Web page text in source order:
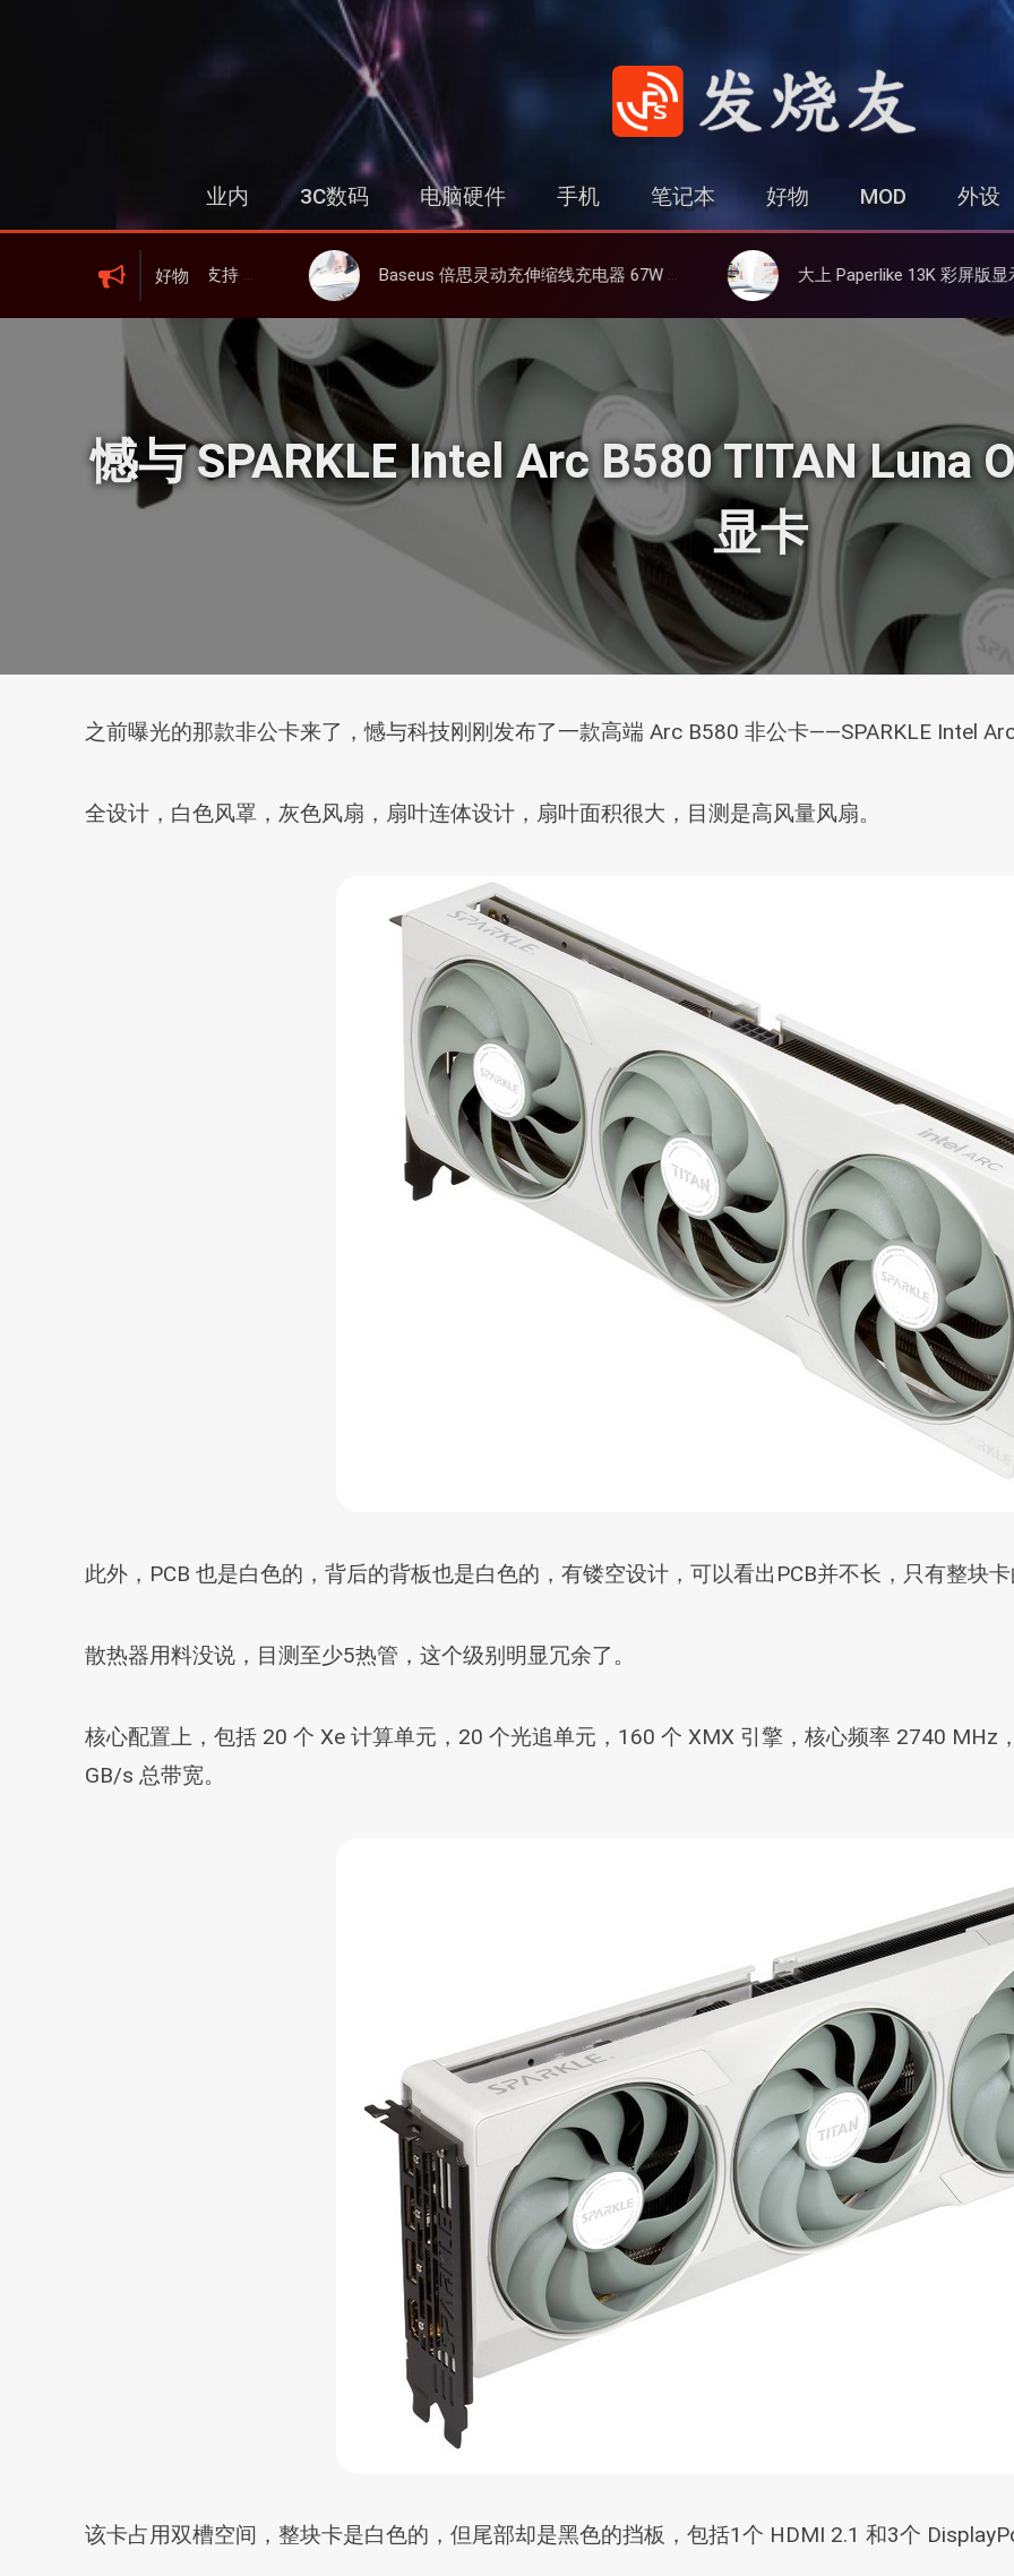
发烧友
业内 3C数码 电脑硬件 手机 笔记本 好物 MOD 外设
好物
屏显、6000mAh 电池、峰值下行2.0Gbps Baseus 倍思灵动充伸缩线充电器 67W 3C，超耐用可伸缩线、氮化镓、3C多设备同时充 大上 Paperlike 13K 彩屏版显示屏，13.3英寸高刷彩色墨水屏
憾与 SPARKLE Intel Arc B580 TITAN Luna
显卡
之前曝光的那款非公卡来了，憾与科技刚刚发布了一款高端 Arc B580 非公卡——SPARKLE Intel
全设计，白色风罩，灰色风扇，扇叶连体设计，扇叶面积很大，目测是高风量风扇。
此外，PCB 也是白色的，背后的背板也是白色的，有镂空设计，可以看出PCB并不长，只有整块
散热器用料没说，目测至少5热管，这个级别明显冗余了。
核心配置上，包括 20 个 Xe 计算单元，20 个光追单元，160 个 XMX 引擎，核心频率 2740 MHz
GB/s 总带宽。
该卡占用双槽空间，整块卡是白色的，但尾部却是黑色的挡板，包括1个 HDMI 2.1 和3个